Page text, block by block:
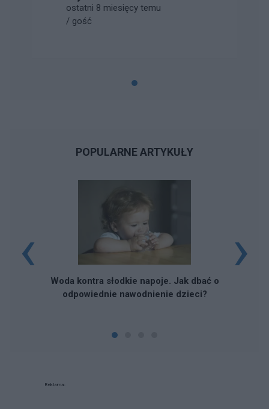
ostatni 8 miesięcy temu
/ gość
POPULARNE ARTYKUŁY
Woda kontra słodkie napoje. Jak dbać o
odpowiednie nawodnienie dzieci?
‹ ›
Reklama: